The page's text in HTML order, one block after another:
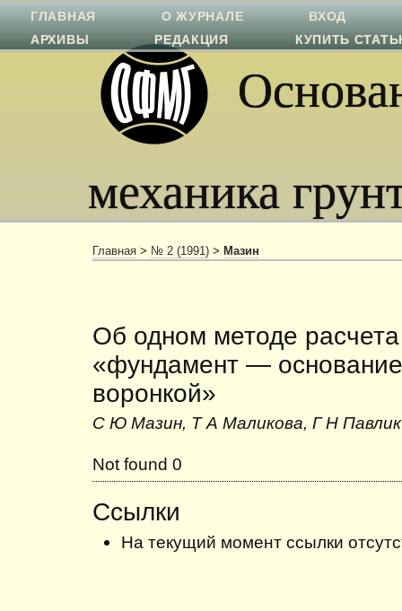
механика
ГЛАВНАЯ О ЖУРНАЛЕ
ВХОД
АРХИВЫ
РЕДАКЦИЯ КУПИТЬ
Главная > № 2 (1991) > Мазин
Об одном методе
«фундамент —
воронкой»
С Ю Мазин, Т А Маликова, Г Н Павлик
Not found 0
Ссылки
На текущий момент ссылки